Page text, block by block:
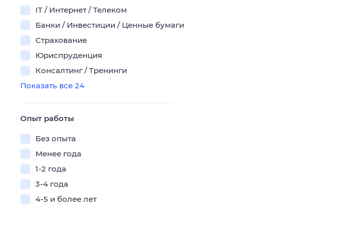
IT / Интернет / Телеком
Банки / Инвестиции / Ценные бумаги
Страхование
Юриспруденция
Консалтинг / Тренинги
Показать все 24
Опыт работы
Без опыта
Менее года
1-2 года
3-4 года
4-5 и более лет